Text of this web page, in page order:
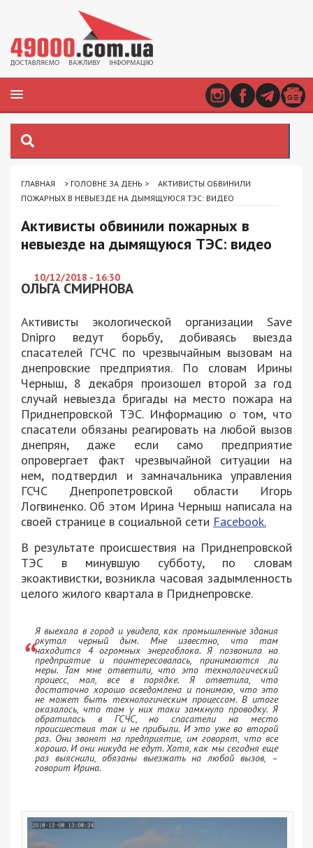
ГЛАВНАЯ > ГОЛОВНЕ ЗА ДЕНЬ >
АКТИВИСТЫ ОБВИНИЛИ
ПОЖАРНЫХ В НЕВЫЕЗДЕ НА ДЫМЯЩУЮСЯ ТЭС: ВИДЕО
Активисты обвинили пожарных в
невыезде на дымящуюся ТЭС: видео
10/12/2018 - 16:30
ОЛЬГА СМИРНОВА
Активисты экологической организации Save
Dnipro ведут борьбу, добиваясь выезда
спасателей ГСЧС по чрезвычайным вызовам на
днепровские предприятия. По словам Ирины
Черныш, 8 декабря произошел второй за год
случай невыезда бригады на место пожара на
Приднепровской ТЭС. Информацию о том, что
спасатели обязаны реагировать на любой вызов
днепрян, даже если само предприятие
опровергает факт чрезвычайной ситуации на
нем, подтвердил и замначальника управления
ГСЧС Днепропетровской области Игорь
Логвиненко. Об этом Ирина Черныш написала на
своей странице в социальной сети Facebook.
В результате происшествия на Приднепровской
ТЭС в минувшую субботу, по словам
экоактивистки, возникла часовая задымленность
целого жилого квартала в Приднепровске.
Я выехала в город и увидела, как промышленные здания
окутал черный дым. Мне известно, что там
находится 4 огромных энергоблока. Я позвонила на
предприятие и поинтересовалась, принимаются ли
меры. Там мне ответили, что это технологический
процесс, мол, все в порядке. Я ответила, что
достаточно хорошо осведомлена и понимаю, что это
не может быть технологическим процессом. В итоге
оказалось, что там у них таки замкнуло проводку. Я
обратилась в ГСЧС, но спасатели на место
происшествия так и не прибыли. И это уже во второй
раз. Они звонят на предприятие, им говорят, что все
хорошо. И они никуда не едут. Хотя, как мы сегодня еще
раз выяснили, обязаны выезжать на любой вызов, –
говорит Ирина.